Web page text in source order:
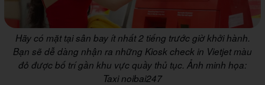
Hãy có mặt tại sân bay ít nhất 2 tiếng trước giờ khởi hành.
Bạn sẽ dễ dàng nhận ra những Kiosk check in Vietjet màu
đỏ được bố trí gần khu vực quầy thủ tục. Ảnh minh họa:
Taxi noibai247